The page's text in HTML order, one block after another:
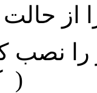
کنید، اما
Finish کلیک نکنید )